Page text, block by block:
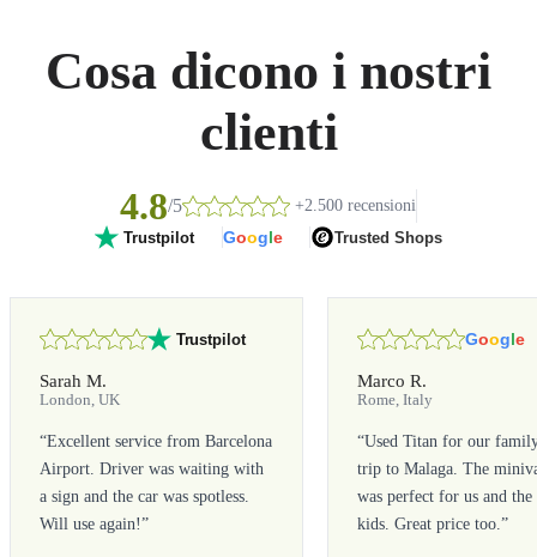
Cosa dicono i nostri
clienti
4.8/5 +2.500 recensioni
Trustpilot Google Trusted Shops
Trustpilot
Sarah M.
London, UK
“Excellent service from Barcelona
Airport. Driver was waiting with
a sign and the car was spotless.
Will use again!”
Google
Marco R.
Rome, Italy
“Used Titan for our
trip to Malaga. The
was perfect for us and the
kids. Great price too.”